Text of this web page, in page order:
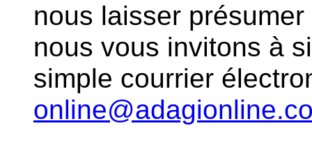
nous laisser
nous vous invitons à
simple courrier